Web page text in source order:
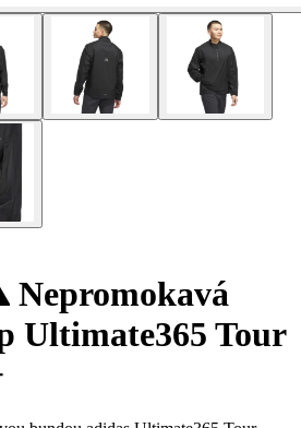
Nepromokavá
Ultimate365 Tour